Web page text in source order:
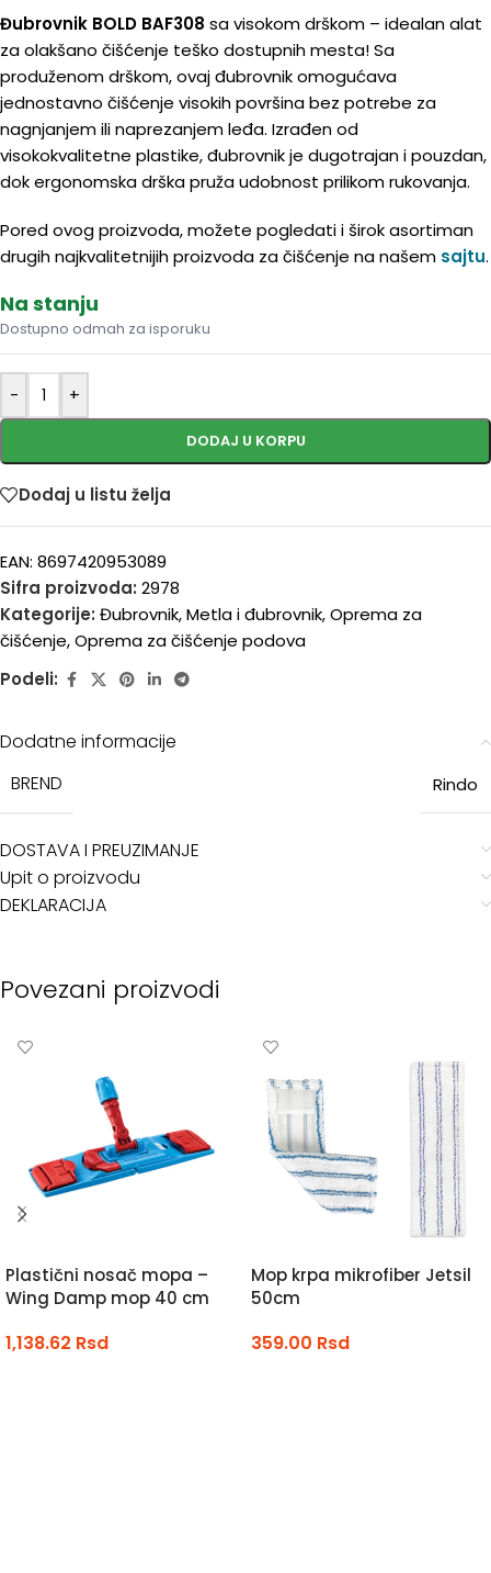
Đubrovnik BOLD BAF308 sa visokom drškom – idealan alat
za olakšano čišćenje teško dostupnih mesta! Sa
produženom drškom, ovaj đubrovnik omogućava
jednostavno čišćenje visokih površina bez potrebe za
nagnjanjem ili naprezanjem leđa. Izrađen od
visokokvalitetne plastike, đubrovnik je dugotrajan i pouzdan,
dok ergonomska drška pruža udobnost prilikom rukovanja.
Pored ovog proizvoda, možete pogledati i širok asortiman
drugih najkvalitetnijih proizvoda za čišćenje na našem sajtu.
Na stanju
Dostupno odmah za isporuku
- +
DODAJ U KORPU
Dodaj u listu želja
EAN: 8697420953089
Sifra proizvoda: 2978
Kategorije: Đubrovnik,Metla i đubrovnik,Oprema za
čišćenje,Oprema za čišćenje podova
Podeli:
Dodatne informacije
BREND
Rindo
DOSTAVA I PREUZIMANJE
Upit o proizvodu
DEKLARACIJA
Povezani proizvodi
Plastični nosač mopa –
Wing Damp mop 40 cm
1,138.62 Rsd
Mop krpa mikrofiber Jetsil
50cm
359.00 Rsd